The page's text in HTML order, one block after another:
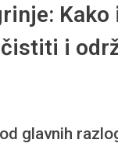
Kako
i
glavnih